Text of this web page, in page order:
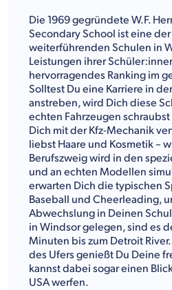
Die 1969 gegründete W.F.
Secondary School ist eine
weiterführenden Schulen in
Leistungen ihrer
hervorragendes Ranking im
Solltest Du eine Karriere in
anstreben, wird Dich diese
echten Fahrzeugen
Dich mit der Kfz-Mechanik
liebst Haare und Kosmetik –
Berufszweig wird in den
und an echten Modellen
erwarten Dich die typischen
Baseball und Cheerleading,
Abwechslung in Deinen
in Windsor gelegen, sind es
Minuten bis zum Detroit
des Ufers genießt Du Deine
kannst dabei sogar einen
USA werfen.